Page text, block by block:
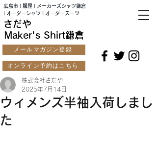
さだや
オンライン予約はこちら
メールマガジン登録
Maker's Shirt鎌倉
広島市 | 服屋 | メーカーズシャツ鎌倉
| オーダーシャツ | オーダースーツ
ウィメンズ半袖入荷しまし
た
株式会社さだや
2025年7月14日